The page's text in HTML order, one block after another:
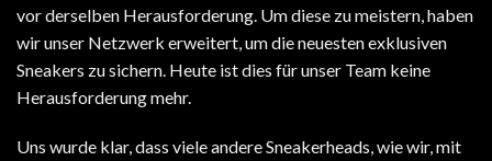
vor derselben Herausforderung. Um diese zu meistern, haben
wir unser Netzwerk erweitert, um die neuesten exklusiven
Sneakers zu sichern. Heute ist dies für unser Team keine
Herausforderung mehr.
Uns wurde klar, dass viele andere Sneakerheads, wie wir, mit